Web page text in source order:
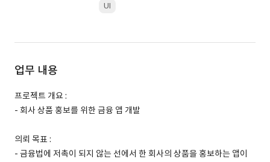
UI
업무 내용
프로젝트 개요 :
- 회사 상품 홍보를 위한 금융 앱 개발
의뢰 목표 :
- 금융법에 저촉이 되지 않는 선에서 한 회사의 상품을 홍보하는 앱이